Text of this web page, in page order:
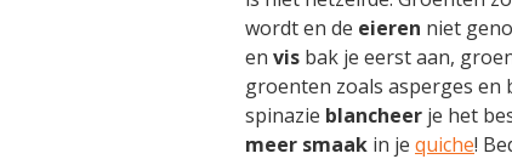
wordt en de eieren niet
en vis bak je eerst aan,
groenten zoals asperges en
spinazie blancheer je het
meer smaak in je quiche!